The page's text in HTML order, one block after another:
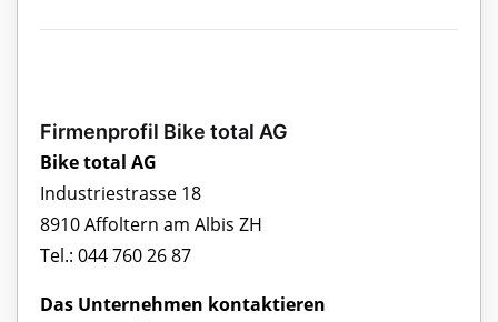
Firmenprofil Bike total AG
Bike total AG
Industriestrasse 18
8910 Affoltern am Albis ZH
Tel.: 044 760 26 87
Das Unternehmen kontaktieren